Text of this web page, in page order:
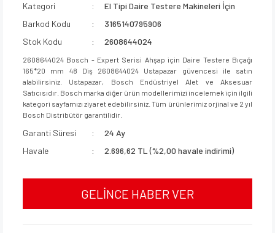
Kategori
El Tipi Daire Testere Makineleri İçin
Barkod Kodu
3165140795906
Stok Kodu
2608644024
2608644024 Bosch - Expert Serisi Ahşap için Daire Testere Bıçağı
165*20 mm 48 Diş 2608644024 Ustapazar güvencesi ile satın
alabilirsiniz. Ustapazar, Bosch Endüstriyel Alet ve Aksesuar
Satıcısıdır. Bosch marka diğer ürün modellerimizi incelemek için ilgili
kategori sayfamızı ziyaret edebilirsiniz. Tüm ürünlerimiz orjinal ve 2 yıl
Bosch Distribütör garantilidir.
Garanti Süresi
24 Ay
Havale
2.696,62 TL (%2,00 havale indirimi)
GELİNCE HABER VER